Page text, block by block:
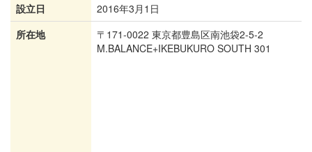
設立日
2016年3月1日
所在地
〒171-0022 東京都豊島区南池袋2-5-2
M.BALANCE+IKEBUKURO SOUTH 301